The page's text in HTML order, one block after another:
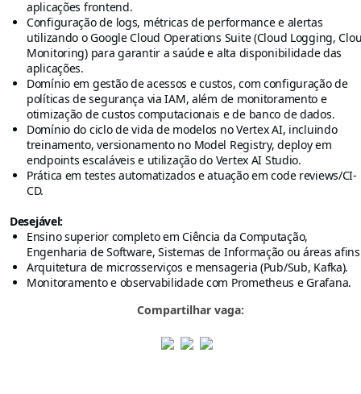
aplicações frontend.
Configuração de logs, métricas de performance e alertas
utilizando o Google Cloud Operations Suite (Cloud Logging,
Monitoring) para garantir a saúde e alta disponibilidade das
aplicações.
Domínio em gestão de acessos e custos, com configuração de
políticas de segurança via IAM, além de monitoramento e
otimização de custos computacionais e de banco de dados.
Domínio do ciclo de vida de modelos no Vertex AI, incluindo
treinamento, versionamento no Model Registry, deploy em
endpoints escaláveis e utilização do Vertex AI Studio.
Prática em testes automatizados e atuação em code reviews/CI-
CD.
Desejável:
Ensino superior completo em Ciência da Computação,
Engenharia de Software, Sistemas de Informação ou áreas
Arquitetura de microsserviços e mensageria (Pub/Sub, Kafka).
Monitoramento e observabilidade com Prometheus e Grafana.
Compartilhar vaga: